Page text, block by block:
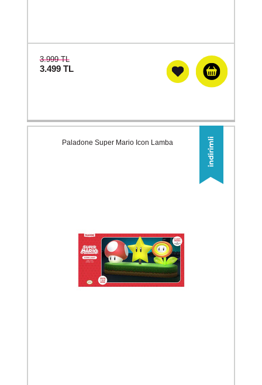
3.999 TL
3.499 TL
Paladone Super Mario Icon Lamba